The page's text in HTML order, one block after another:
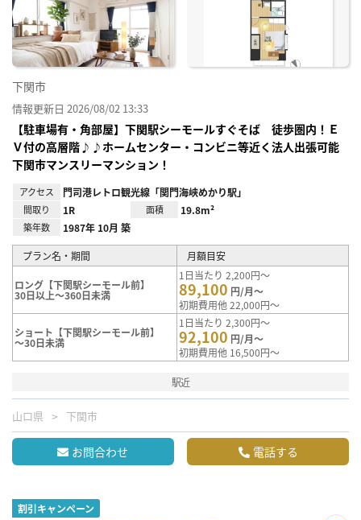
下関市
情報更新日 2026/08/02 13:33
【駐車場有・角部屋】下関駅シーモールすぐそば 徒歩圏内！Ｅ
Ｖ付の高層階♪♪ホームセンター・コンビニ等近く法人出張可能
下関市マンスリーマンション！
アクセス 門司港レトロ観光線「関門海峡めかり駅」
間取り 1R 面積 19.8m²
築年数 1987年 10月 築
プラン名・期間 月額目安
ロング【下関駅シーモール前】
30日以上～360日未満
1日当たり 2,200円～
89,100 円/月～
初期費用他 22,000円～
ショート【下関駅シーモール前】
～30日未満
1日当たり 2,300円～
92,100 円/月～
初期費用他 16,500円～
駅近
山口県 下関市
お問合わせ 電話する
割引キャンペーン